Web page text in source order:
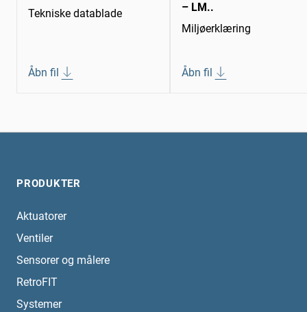
Tekniske datablade
Åbn fil
– LM..
Miljøerklæring
Åbn fil
PRODUKTER
Aktuatorer
Ventiler
Sensorer og målere
RetroFIT
Systemer